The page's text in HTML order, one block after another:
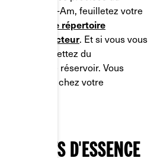
de votre Can-Am, feuilletez votre
le répertoire
du Conducteur. Et si vous vous
Can-Am, mettez du
dans le réservoir. Vous
en ligne ou chez votre
D'ESSENCE